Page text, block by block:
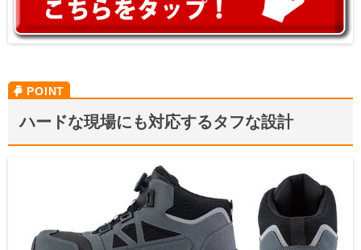
ハードな現場にも対応するタフな設計